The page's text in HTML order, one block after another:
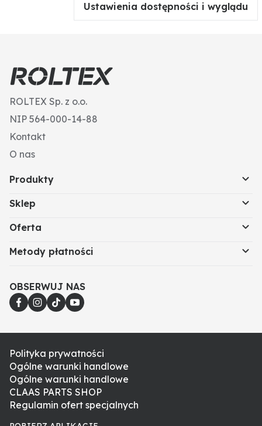
Ustawienia dostępności i wyglądu
ROLTEX Sp. z o.o.
NIP 564-000-14-88
Kontakt
O nas
Produkty
Sklep
Oferta
Metody płatności
OBSERWUJ NAS
Polityka prywatności
Ogólne warunki handlowe
Ogólne warunki handlowe
CLAAS PARTS SHOP
Regulamin ofert specjalnych